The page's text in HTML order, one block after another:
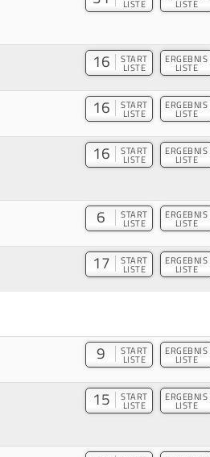
LISTE LISTE
16 START
LISTE
ERGEBNIS
LISTE
16 START
LISTE
ERGEBNIS
LISTE
16 START
LISTE
ERGEBNIS
LISTE
6 START
LISTE
ERGEBNIS
LISTE
17 START
LISTE
ERGEBNIS
LISTE
9 START
LISTE
ERGEBNIS
LISTE
15 START
LISTE
ERGEBNIS
LISTE